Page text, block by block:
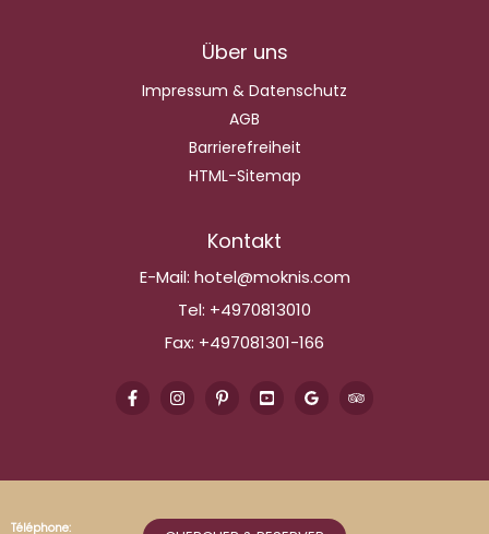
Über uns
Impressum & Datenschutz
AGB
Barrierefreiheit
HTML-Sitemap
Kontakt
E-Mail: hotel@moknis.com
Tel: +4970813010
Fax: +497081301-166
Téléphone: